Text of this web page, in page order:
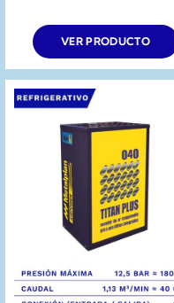
VER PRODUCTO